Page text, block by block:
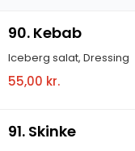
90. Kebab
Iceberg salat, Dressing
55,00 kr.
91. Skinke